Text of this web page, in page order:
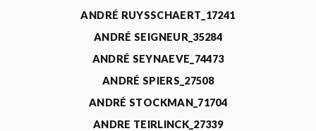
ANDRÉ RUYSSCHAERT_17241
ANDRÉ SEIGNEUR_35284
ANDRÉ SEYNAEVE_74473
ANDRÉ SPIERS_27508
ANDRÉ STOCKMAN_71704
ANDRE TEIRLINCK_27339